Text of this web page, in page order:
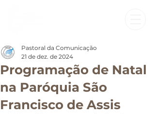
Programação de Natal
na Paróquia São
Francisco de Assis
Pastoral da Comunicação
21 de dez. de 2024